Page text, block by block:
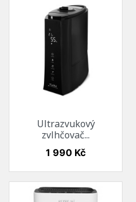
Ultrazvukový
zvlhčovač...
Cena
1 990 Kč